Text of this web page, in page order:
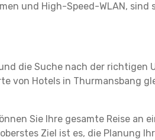
und High-Speed-WLAN,
die Suche nach der
von Hotels in Thurmansbang
Sie Ihre gesamte Reise an
Ziel ist es, die Planung